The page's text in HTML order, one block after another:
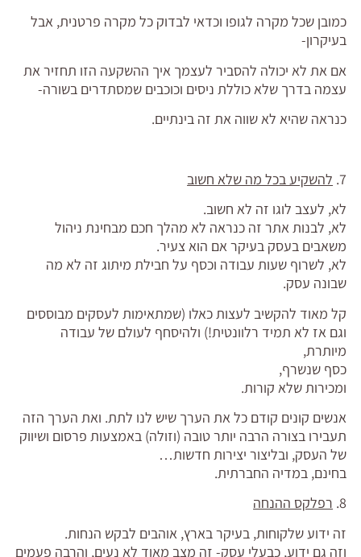
כמובן שכל מקרה לגופו וכדאי לבדוק כל מקרה פרטנית, אבל
בעיקרון-
אם את לא יכולה להסביר לעצמך איך ההשקעה הזו תחזיר את
עצמה בדרך שלא כוללת ניסים וכוכבים שמסתדרים בשורה-
כנראה שהיא לא שווה את זה בינתיים.
7. להשקיע בכל מה שלא חשוב
לא, לעצב לוגו זה לא חשוב.
לא, לבנות אתר זה כנראה לא מהלך חכם מבחינת ניהול
משאבים בעסק בעיקר אם הוא צעיר.
לא, לשרוף שעות עבודה וכסף על חבילת מיתוג זה לא מה
שבונה עסק.
קל מאוד להקשיב לעצות כאלו (שמתאימות לעסקים מבוססים
וגם אז לא תמיד רלוונטית!) ולהיסחף לעולם של עבודה
מיותרת,
כסף שנשרף,
ומכירות שלא קורות.
אנשים קונים קודם כל את הערך שיש לנו לתת. ואת הערך הזה
תעבירו בצורה הרבה יותר טובה (וזולה) באמצעות פרסום ושיווק
של העסק, ובליצור יצירות חדשות…
בחינם, במדיה החברתית.
8. רפלקס ההנחה
זה ידוע שלקוחות, בעיקר בארץ, אוהבים לבקש הנחות.
וזה גם ידוע, כבעלי עסק- זה מצב מאוד לא נעים, והרבה פעמים